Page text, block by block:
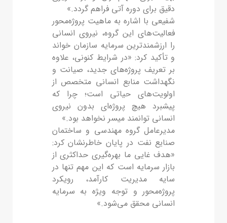
دقیق برای دوره آتی فراهم گردد.»
شفیعی با اشاره به ماهیت پروژه‌محور
فعالیت‌های این گروه، نیروی انسانی
را ارزشمندترین سرمایه سازمان خواند
و تأکید کرد: «در شرایط کنونی، علاوه
بر تعریف پروژه‌های جدید، صیانت و
نگهداشت منابع انسانی متخصص از
اولویت‌های حیاتی است؛ چرا که
پیشبرد هیچ پروژه‌ای بدون نیروی
انسانی توانمند میسر نخواهد بود.»
مدیرعامل گروه مهندسی و ساختمان
صنایع نفت در پایان خاطرنشان کرد:
«هدف غایی ما بهره‌گیری حداکثری از
بازار سرمایه است که این مهم تنها در
سایه مدیریت کارآمد، رویکرد
پروژه‌محور و توجه ویژه به سرمایه
انسانی محقق می‌شود.»